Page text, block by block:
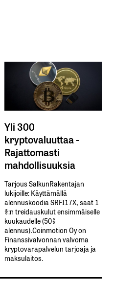
Yli 300
kryptovaluuttaa -
Rajattomasti
mahdollisuuksia
Tarjous SalkunRakentajan
lukijoille: Käyttämällä​ ​
alennuskoodia​ ​SRFI17X,​ ​saat​ ​1
%:n treidauskulut​ ​ensimmäiselle​ ​
kuukaudelle​ ​(50%​ ​
alennus).Coinmotion Oy on
Finanssivalvonnan valvoma
kryptovarapalvelun tarjoaja ja
maksulaitos.